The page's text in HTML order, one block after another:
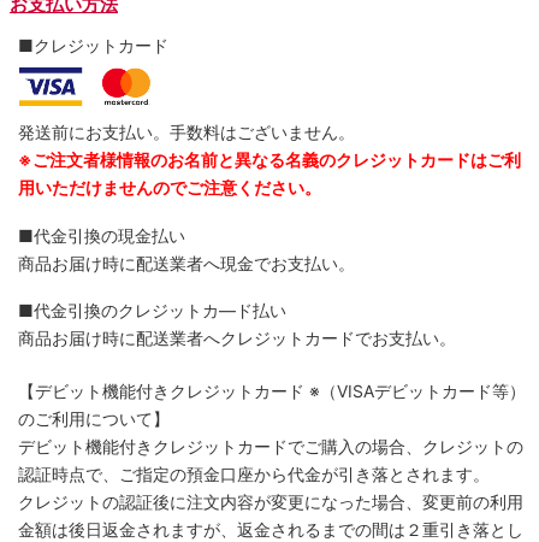
■クレジットカード
発送前にお支払い。手数料はございません。
※ご注文者様情報のお名前と異なる名義のクレジットカードはご利
用いただけませんのでご注意ください。
■代金引換の現金払い
商品お届け時に配送業者へ現金でお支払い。
■代金引換のクレジットカ―ド払い
商品お届け時に配送業者へクレジットカードでお支払い。
【デビット機能付きクレジットカード ※（VISAデビットカード等）
のご利用について】
デビット機能付きクレジットカードでご購入の場合、クレジットの
認証時点で、ご指定の預金口座から代金が引き落とされます。
クレジットの認証後に注文内容が変更になった場合、変更前の利用
金額は後日返金されますが、返金されるまでの間は２重引き落とし